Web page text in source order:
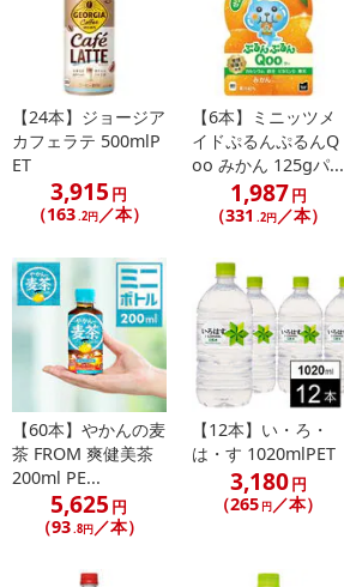
【24本】ジョージア
カフェラテ 500mlP
ET
3,915 円
（163.2円／本）
【6本】ミニッツメ
イドぷるんぷるんQ
oo みかん 125gパ...
1,987円
（331 .2円／本）
【60本】やかんの麦
茶 FROM 爽健美茶
200ml PE...
5,625 円
（93.8円／本）
【12本】い・ろ・
は・す 1020mlPET
3,180円
（265 円 ／本）